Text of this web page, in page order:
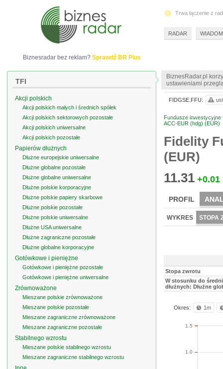
BiznesRadar.pl
ustawieniami
Fundusze inwestycyjne
ACC-EUR (hdg) (EUR)
Fidelity
(EUR)
11.31 +0.01
PROFIL
WYKRES STOPA
Stopa zwrotu
W stosunku do
dłużnych: Dłużne
Okres: 1m
1.0
1.5
FIDGSE.FFU:
Biznesradar bez reklam? Sprawdź BR Plus
TFI
Akcji polskich
Akcji polskich małych i średnich spółek
Akcji polskich sektorowych pozostałe
Akcji polskich uniwersalne
Akcji polskich pozostałe
Papierów dłużnych
Dłużne europejskie uniwersalne
Dłużne globalne pozostałe
Dłużne globalne uniwersalne
Dłużne polskie korporacyjne
Dłużne polskie papiery skarbowe
Dłużne polskie pozostałe
Dłużne polskie uniwersalne
Dłużne USA uniwersalne
Dłużne zagraniczne pozostałe
Dłużne globalne korporacyjne
Gotówkowe i pieniężne
Gotówkowe i pieniężne pozostałe
Gotówkowe i pieniężne uniwersalne
Zrównoważone
Mieszane polskie zrównoważone
Mieszane polskie pozostałe
Mieszane zagraniczne zrównoważone
Mieszane zagraniczne pozostałe
Stabilnego wzrostu
Mieszane polskie stabilnego wzrostu
Mieszane zagraniczne stabilnego wzrostu
Trwa łączenie z
RADAR